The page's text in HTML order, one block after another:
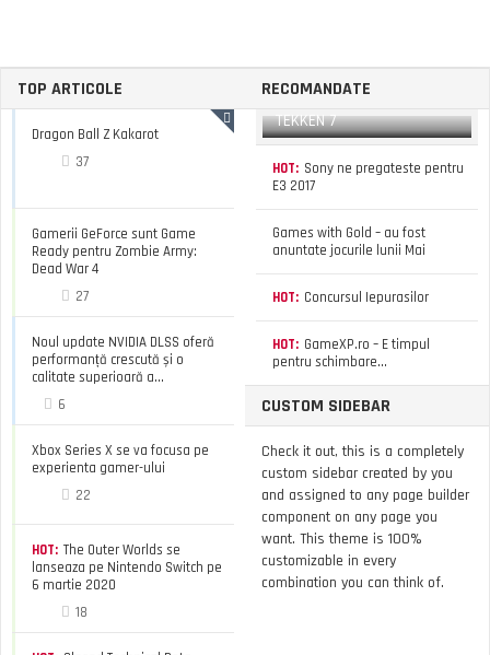
TOP ARTICOLE
Dragon Ball Z Kakarot
37
Gamerii GeForce sunt Game
Ready pentru Zombie Army:
Dead War 4
27
Noul update NVIDIA DLSS oferă
performanță crescută și o
calitate superioară a...
6
Xbox Series X se va focusa pe
experienta gamer-ului
22
HOT: The Outer Worlds se
lanseaza pe Nintendo Switch pe
6 martie 2020
18
RECOMANDATE
TEKKEN 7
HOT: Sony ne pregateste pentru
E3 2017
Games with Gold – au fost
anuntate jocurile lunii Mai
HOT: Concursul Iepurasilor
HOT: GameXP.ro – E timpul
pentru schimbare…
CUSTOM SIDEBAR
Check it out, this is a completely
custom sidebar created by you
and assigned to any page builder
component on any page you
want. This theme is 100%
customizable in every
combination you can think of.